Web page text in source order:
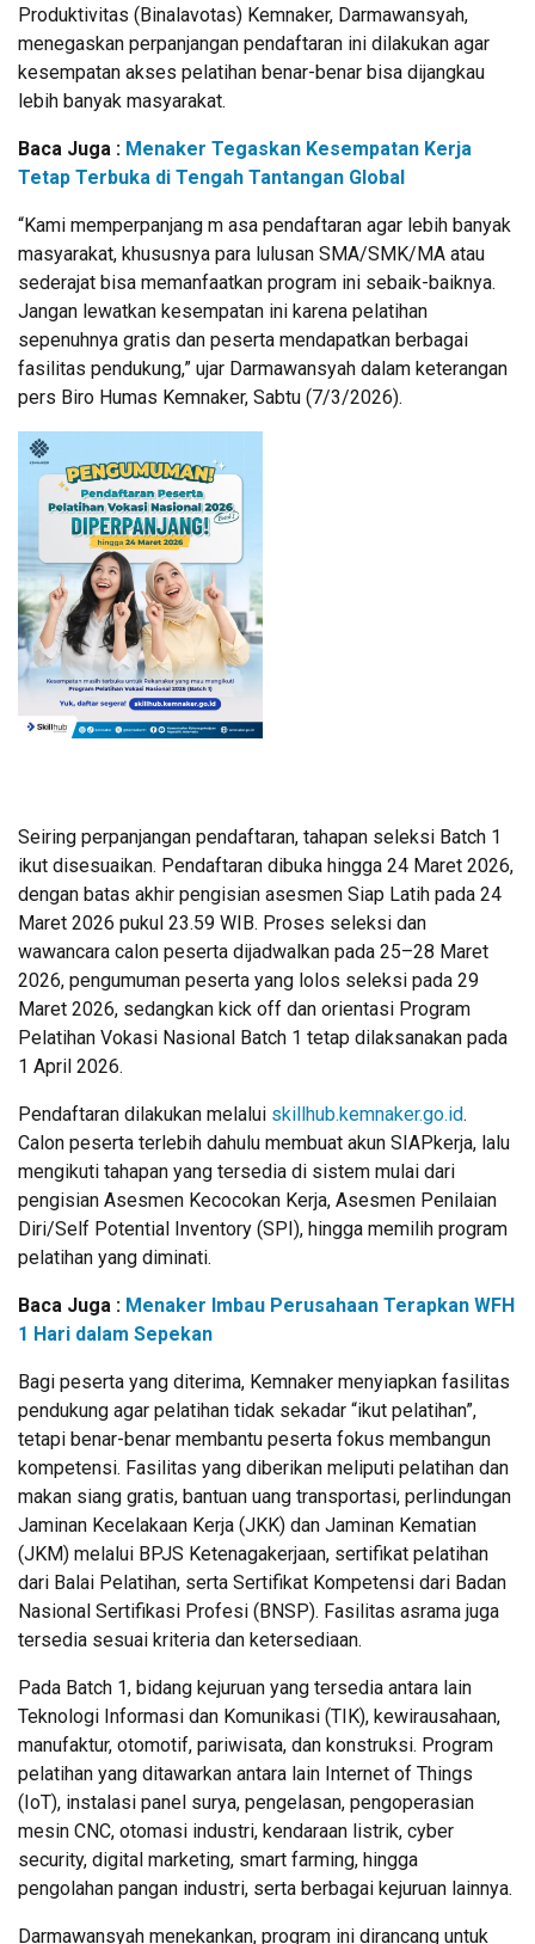
Produktivitas (Binalavotas) Kemnaker, Darmawansyah,
menegaskan perpanjangan pendaftaran ini dilakukan agar
kesempatan akses pelatihan benar-benar bisa dijangkau
lebih banyak masyarakat.
Baca Juga : Menaker Tegaskan Kesempatan Kerja
Tetap Terbuka di Tengah Tantangan Global
“Kami memperpanjang m asa pendaftaran agar lebih banyak
masyarakat, khususnya para lulusan SMA/SMK/MA atau
sederajat bisa memanfaatkan program ini sebaik-baiknya.
Jangan lewatkan kesempatan ini karena pelatihan
sepenuhnya gratis dan peserta mendapatkan berbagai
fasilitas pendukung,” ujar Darmawansyah dalam keterangan
pers Biro Humas Kemnaker, Sabtu (7/3/2026).
Seiring perpanjangan pendaftaran, tahapan seleksi Batch 1
ikut disesuaikan. Pendaftaran dibuka hingga 24 Maret 2026,
dengan batas akhir pengisian asesmen Siap Latih pada 24
Maret 2026 pukul 23.59 WIB. Proses seleksi dan
wawancara calon peserta dijadwalkan pada 25–28 Maret
2026, pengumuman peserta yang lolos seleksi pada 29
Maret 2026, sedangkan kick off dan orientasi Program
Pelatihan Vokasi Nasional Batch 1 tetap dilaksanakan pada
1 April 2026.
Pendaftaran dilakukan melalui skillhub.kemnaker.go.id.
Calon peserta terlebih dahulu membuat akun SIAPkerja, lalu
mengikuti tahapan yang tersedia di sistem mulai dari
pengisian Asesmen Kecocokan Kerja, Asesmen Penilaian
Diri/Self Potential Inventory (SPI), hingga memilih program
pelatihan yang diminati.
Baca Juga : Menaker Imbau Perusahaan Terapkan WFH
1 Hari dalam Sepekan
Bagi peserta yang diterima, Kemnaker menyiapkan fasilitas
pendukung agar pelatihan tidak sekadar “ikut pelatihan”,
tetapi benar-benar membantu peserta fokus membangun
kompetensi. Fasilitas yang diberikan meliputi pelatihan dan
makan siang gratis, bantuan uang transportasi, perlindungan
Jaminan Kecelakaan Kerja (JKK) dan Jaminan Kematian
(JKM) melalui BPJS Ketenagakerjaan, sertifikat pelatihan
dari Balai Pelatihan, serta Sertifikat Kompetensi dari Badan
Nasional Sertifikasi Profesi (BNSP). Fasilitas asrama juga
tersedia sesuai kriteria dan ketersediaan.
Pada Batch 1, bidang kejuruan yang tersedia antara lain
Teknologi Informasi dan Komunikasi (TIK), kewirausahaan,
manufaktur, otomotif, pariwisata, dan konstruksi. Program
pelatihan yang ditawarkan antara lain Internet of Things
(IoT), instalasi panel surya, pengelasan, pengoperasian
mesin CNC, otomasi industri, kendaraan listrik, cyber
security, digital marketing, smart farming, hingga
pengolahan pangan industri, serta berbagai kejuruan lainnya.
Darmawansyah menekankan, program ini dirancang untuk